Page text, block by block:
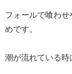
フォールで喰わ
めです。
潮が流れている時